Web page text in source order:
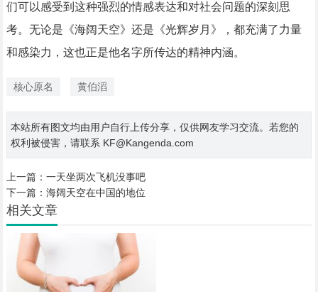
们可以感受到这种强烈的情感表达和对社会问题的深刻思
考。无论是《海阔天空》还是《光辉岁月》，都充满了力量
和感染力，这也正是他名字所传达的精神内涵。
核心原名 黄伯滔
本站所有图文均由用户自行上传分享，仅供网友学习交流。若您的
权利被侵害，请联系 KF@Kangenda.com
上一篇： 一天坐两次飞机没事吧
下一篇： 海阔天空在中国的地位
相关文章